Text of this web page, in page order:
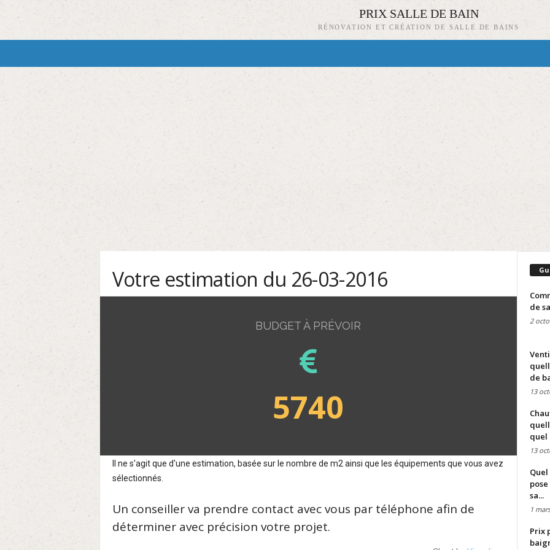
PRIX SALLE DE BAIN
RÉNOVATION ET CRÉATION DE SALLE DE BAINS
Votre estimation du 26-03-2016
BUDGET À PRÉVOIR
5740
Il ne s'agit que d'une estimation, basée sur le nombre de m2 ainsi que les équipements que vous avez
sélectionnés.
Un conseiller va prendre contact avec vous par téléphone afin de
déterminer avec précision votre projet.
de
2
de
13
quel
13
sa...
1
Prix